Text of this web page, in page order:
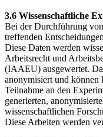
3.6 Wissenschaftliche
Bei der Durchführung
treffenden
Diese Daten werden
Arbeitsrecht und
(IAAEU) ausgewertet.
anonymisiert und können
Teilnahme an den
generierten,
wissenschaftlichen
Diese Arbeiten werden